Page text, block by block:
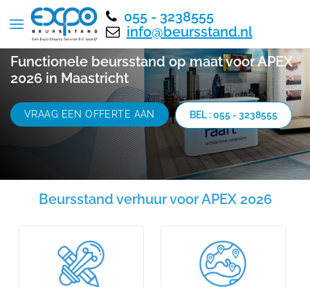
055 - 3238555
info@beursstand.nl
Functionele beursstand op maat voor APEX
2026 in Maastricht
VRAAG EEN OFFERTE AAN BEL : 055 - 3238555
Beursstand verhuur voor APEX 2026